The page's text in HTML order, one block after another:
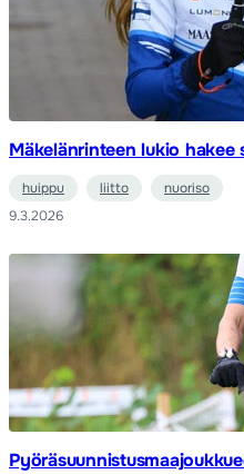
Mäkelänrinteen lukio hakee
huippu liitto
nuoriso
9.3.2026